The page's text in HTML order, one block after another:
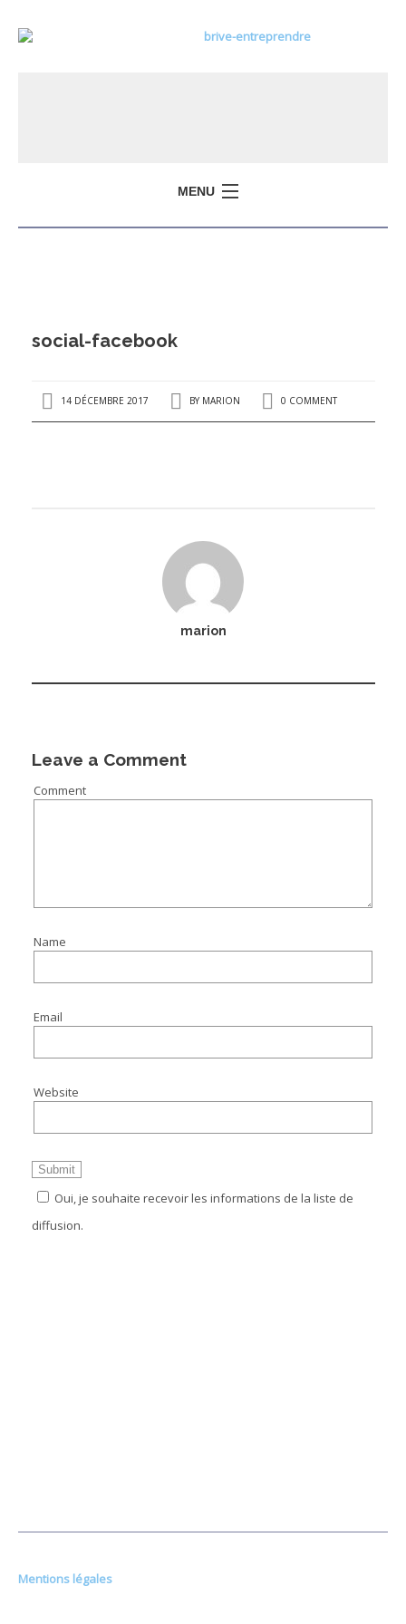
MENU
social-facebook
14 DÉCEMBRE 2017 BY MARION 0 COMMENT
marion
Leave a Comment
Comment
Name
Email
Website
Oui, je souhaite recevoir les informations de la liste de
diffusion.
Mentions légales